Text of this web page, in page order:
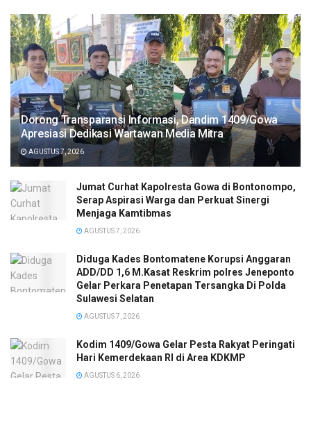
Dorong Transparansi Informasi, Dandim 1409/Gowa
Apresiasi Dedikasi Wartawan Media Mitra
AGUSTUS 7, 2026
Jumat Curhat Kapolresta Gowa di Bontonompo,
Serap Aspirasi Warga dan Perkuat Sinergi
Menjaga Kamtibmas
AGUSTUS 7, 2026
Diduga Kades Bontomatene Korupsi Anggaran
ADD/DD 1,6 M.Kasat Reskrim polres Jeneponto
Gelar Perkara Penetapan Tersangka Di Polda
Sulawesi Selatan
AGUSTUS 7, 2026
Kodim 1409/Gowa Gelar Pesta Rakyat Peringati
Hari Kemerdekaan RI di Area KDKMP
AGUSTUS 6, 2026